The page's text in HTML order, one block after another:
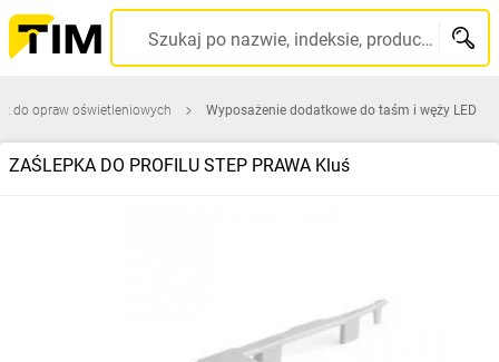
Szukaj po nazwie, indeksie, producencie, kodzie kreskowym...
do opraw oświetleniowych Wyposażenie dodatkowe do taśm i węży LED
ZAŚLEPKA DO PROFILU STEP PRAWA Kluś